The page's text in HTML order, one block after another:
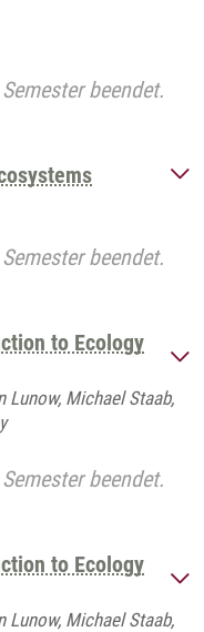
beendet.
beendet.
to Ecology
Lunow, Michael Staab,
beendet.
to Ecology
Lunow, Michael Staab,